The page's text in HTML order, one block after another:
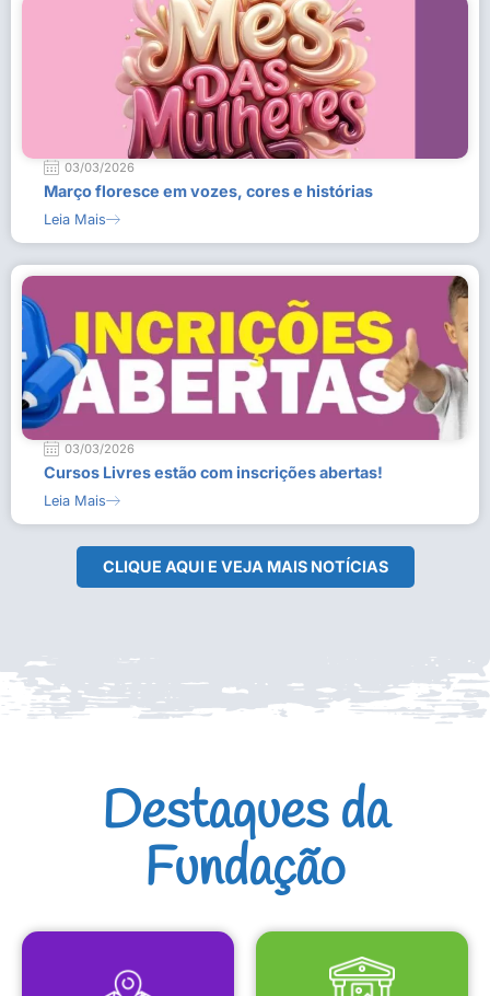
03/03/2026
Março floresce em vozes, cores e histórias
Leia Mais
03/03/2026
Cursos Livres estão com inscrições abertas!
Leia Mais
CLIQUE AQUI E VEJA MAIS NOTÍCIAS
Destaques da
Fundação
MAPA CULTURAL EQUIPAMENTOS
CULTURAIS